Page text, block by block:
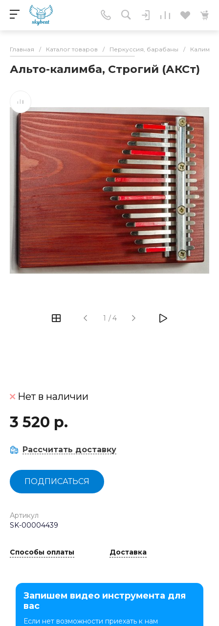
Главная / Каталог товаров / Перкуссия, барабаны / Калимбы
Альто-калимба, Строгий (АКСт)
1 /4
Нет в наличии
3 520 р.
Рассчитать доставку
ПОДПИСАТЬСЯ
Артикул
SK-00004439
Способы оплаты Доставка
Запишем видео инструмента для
вас
Если нет возможности приехать к нам